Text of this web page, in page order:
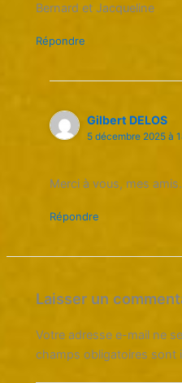
Bernard et Jacqueline
Répondre
Gilbert DELOS
5 décembre 2025 à
Merci à vous, mes amis.
Répondre
Laisser un
Votre adresse e-mail ne
champs obligatoires sont